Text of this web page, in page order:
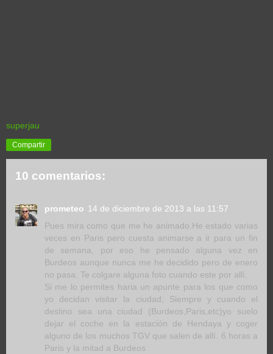
superjau
Compartir
10 comentarios:
prometeo 14 de diciembre de 2013 a las 11:57
Pues mira como que me he animado.He estado varias
veces en Paris pero cuesta animarse a ir para un fin
de semana, por eso he pensado alguna vez en
Burdeos aunque nunca me he decidido pero de enero
no pasa. Te colgare alguna foto cuando este por allí.
Si me lo permites haria un apunte para los que como
yo decidan visitar la ciudad; Siempre y cuando el
destino sea una ciudad (Burdeos,Paris,etc)yo suelo
dejar el coche en la estación de Hendaya y coger
alguno de los muchos TGV que salen de allí. 6 horas a
Paris y la mitad a Burdeos